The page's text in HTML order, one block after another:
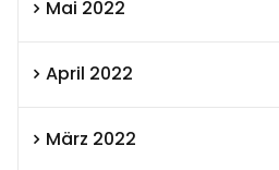
Mai 2022
April 2022
März 2022